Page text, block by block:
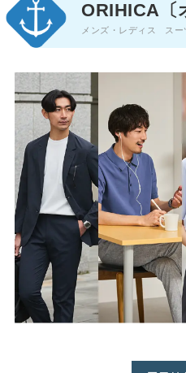
ORIHICA〔
メンズ・レディス スー